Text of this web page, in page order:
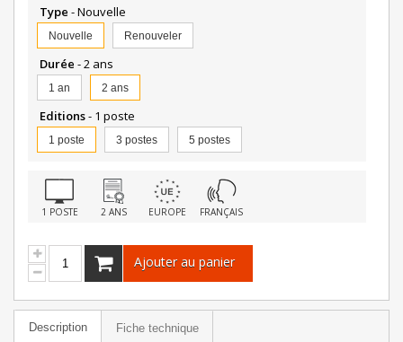
Type - Nouvelle
Nouvelle Renouveler
Durée - 2 ans
1 an 2 ans
Editions- 1 poste
1 poste 3 postes 5 postes
1 POSTE 2 ANS EUROPE FRANÇAIS
Ajouter au panier
Description Fiche technique